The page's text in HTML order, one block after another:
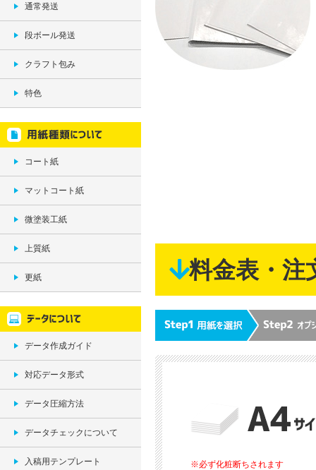
通常発送
段ボール発送
クラフト包み
特色
コート紙
マットコート紙
微塗装工紙
上質紙
更紙
データ作成ガイド
対応データ形式
データ圧縮方法
データチェックについて
入稿用テンプレート
料金表・注
※必ず化粧断ちされます